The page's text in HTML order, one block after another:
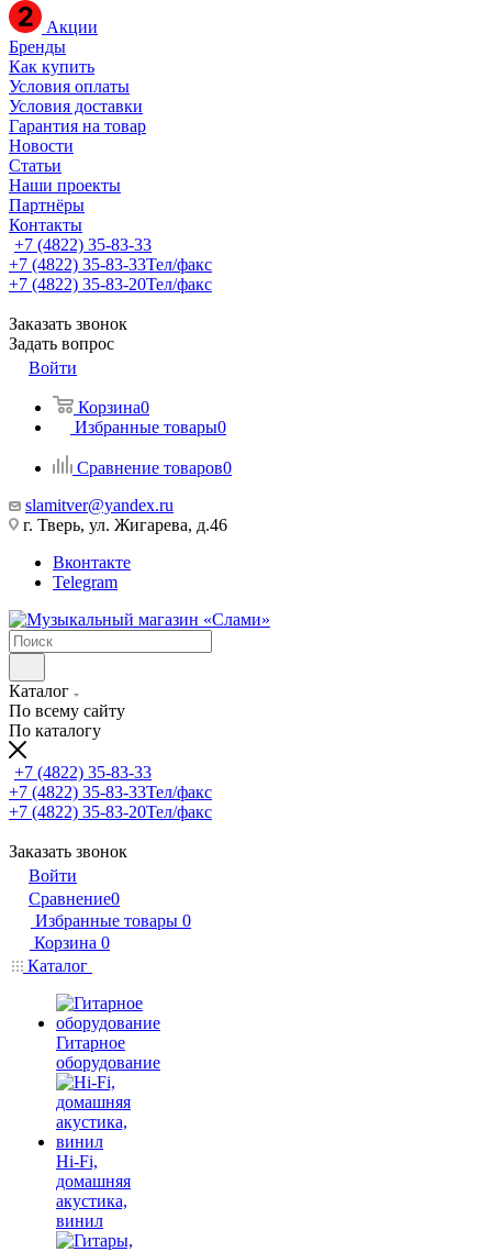
Акции
Бренды
Как купить
Условия оплаты
Условия доставки
Гарантия на товар
Новости
Статьи
Наши проекты
Партнёры
Контакты
+7 (4822) 35-83-33
+7 (4822) 35-83-33Тел/факс
+7 (4822) 35-83-20Тел/факс
Заказать звонок
Задать вопрос
Войти
Корзина0
Избранные товары0
Сравнение товаров0
slamitver@yandex.ru
г. Тверь, ул. Жигарева, д.46
Вконтакте
Telegram
Каталог
По всему сайту
По каталогу
+7 (4822) 35-83-33
+7 (4822) 35-83-33Тел/факс
+7 (4822) 35-83-20Тел/факс
Заказать звонок
Войти
Сравнение0
Избранные товары 0
Корзина 0
Каталог
Гитарное
оборудование
Hi-Fi,
домашняя
акустика,
винил